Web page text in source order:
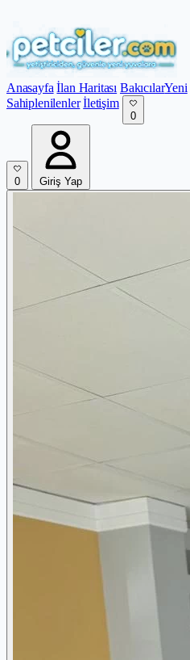
Anasayfa İlan Haritası BakıcılarYeni
Sahiplenilenler İletişim
0
0 Giriş Yap